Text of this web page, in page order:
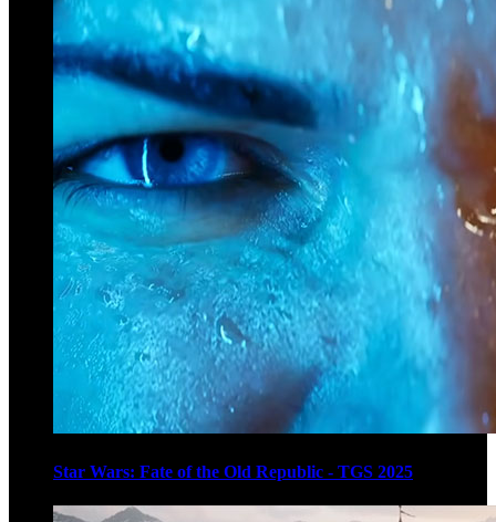
Star Wars: Fate of the Old Republic - TGS 2025